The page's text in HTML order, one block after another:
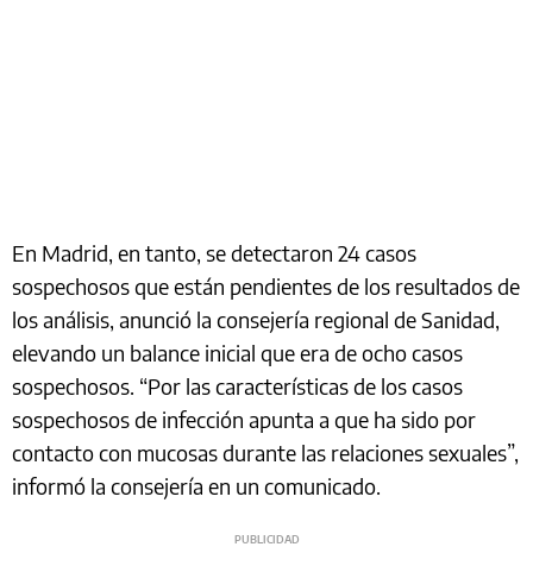
En Madrid, en tanto, se detectaron 24 casos
sospechosos que están pendientes de los resultados de
los análisis, anunció la consejería regional de Sanidad,
elevando un balance inicial que era de ocho casos
sospechosos. “Por las características de los casos
sospechosos de infección apunta a que ha sido por
contacto con mucosas durante las relaciones sexuales”,
informó la consejería en un comunicado.